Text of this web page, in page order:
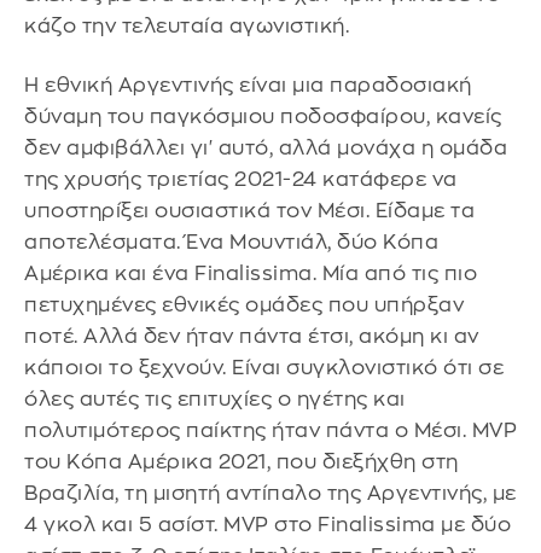
κάζο την τελευταία αγωνιστική.
Η εθνική Αργεντινής είναι μια παραδοσιακή
δύναμη του παγκόσμιου ποδοσφαίρου, κανείς
δεν αμφιβάλλει γι' αυτό, αλλά μονάχα η ομάδα
της χρυσής τριετίας 2021-24 κατάφερε να
υποστηρίξει ουσιαστικά τον Μέσι. Είδαμε τα
αποτελέσματα. Ένα Μουντιάλ, δύο Κόπα
Αμέρικα και ένα Finalissima. Μία από τις πιο
πετυχημένες εθνικές ομάδες που υπήρξαν
ποτέ. Αλλά δεν ήταν πάντα έτσι, ακόμη κι αν
κάποιοι το ξεχνούν. Είναι συγκλονιστικό ότι σε
όλες αυτές τις επιτυχίες ο ηγέτης και
πολυτιμότερος παίκτης ήταν πάντα ο Μέσι. MVP
του Κόπα Αμέρικα 2021, που διεξήχθη στη
Βραζιλία, τη μισητή αντίπαλο της Αργεντινής, με
4 γκολ και 5 ασίστ. MVP στο Finalissima με δύο